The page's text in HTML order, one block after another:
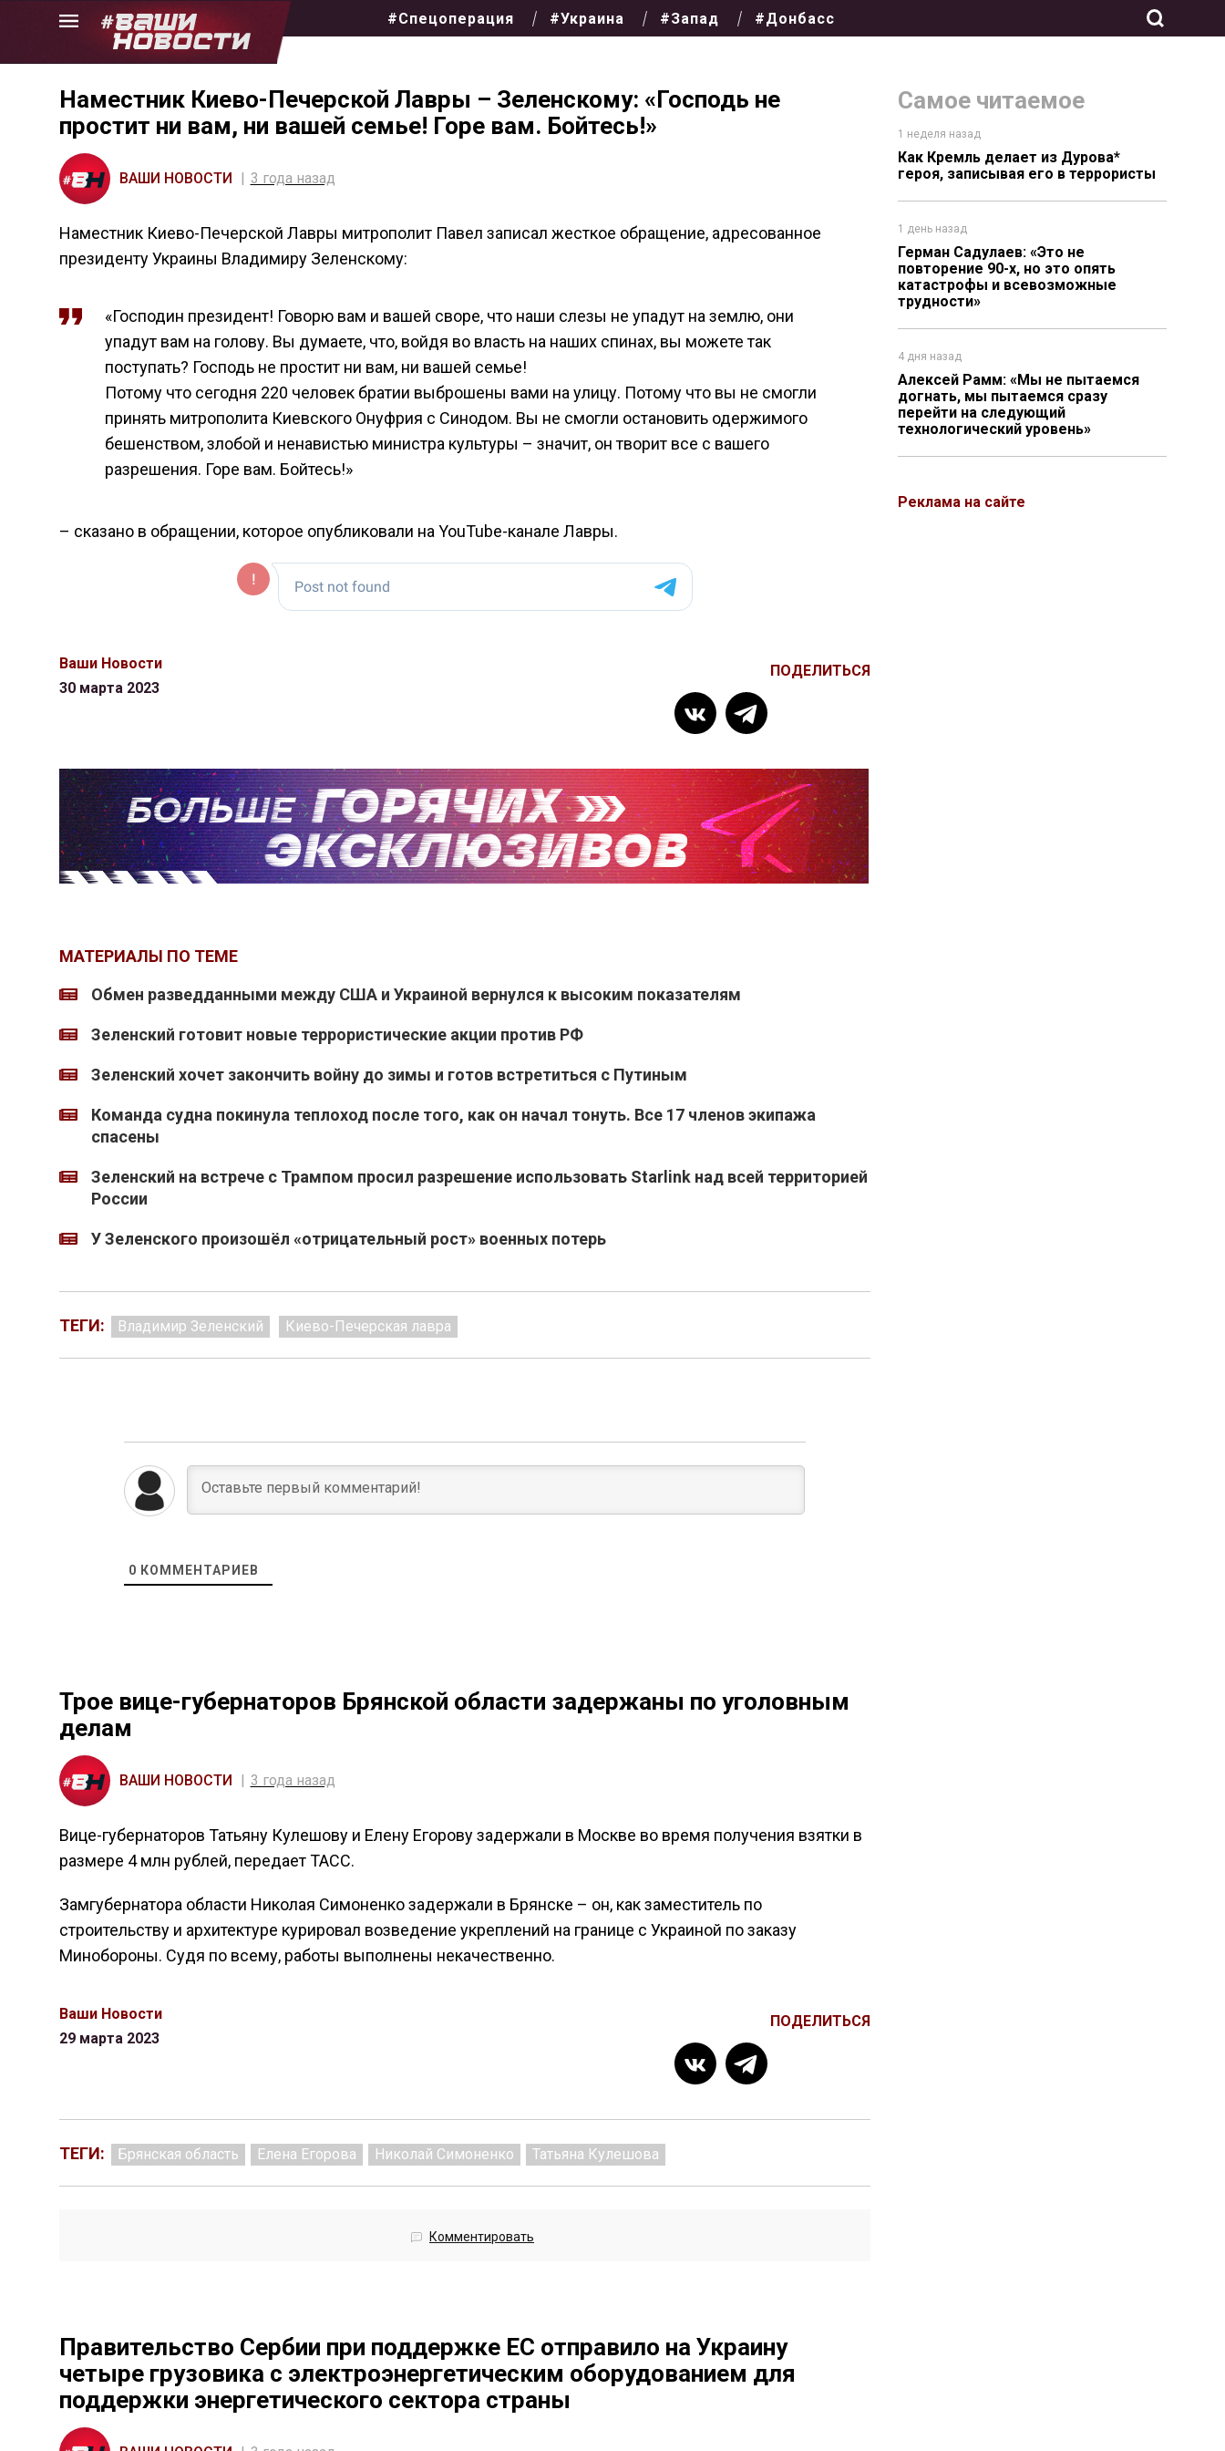
Skip
#Спецоперация #Украина #Запад #Донбасс
Самое читаемое
1 неделя назад
Как Кремль делает из Дурова*
героя, записывая его в террористы
1 день назад
Герман Садулаев: «Это не
повторение 90-х, но это опять
катастрофы и всевозможные
трудности»
4 дня назад
Алексей Рамм: «Мы не пытаемся
догнать, мы пытаемся сразу
перейти на следующий
технологический уровень»
Реклама на сайте
Наместник Киево-Печерской Лавры – Зеленскому: «Господь не
простит ни вам, ни вашей семье! Горе вам. Бойтесь!»
ВАШИ НОВОСТИ 3 года назад
Наместник Киево-Печерской Лавры митрополит Павел записал жесткое обращение, адресованное
президенту Украины Владимиру Зеленскому:
«Господин президент! Говорю вам и вашей своре, что наши слезы не упадут на землю, они
упадут вам на голову. Вы думаете, что, войдя во власть на наших спинах, вы можете так
поступать? Господь не простит ни вам, ни вашей семье!
Потому что сегодня 220 человек братии выброшены вами на улицу. Потому что вы не смогли
принять митрополита Киевского Онуфрия с Синодом. Вы не смогли остановить одержимого
бешенством, злобой и ненавистью министра культуры – значит, он творит все с вашего
разрешения. Горе вам. Бойтесь!»
– сказано в обращении, которое опубликовали на YouTube-канале Лавры.
Ваши Новости
30 марта 2023
ПОДЕЛИТЬСЯ
МАТЕРИАЛЫ ПО ТЕМЕ
Обмен разведданными между США и Украиной вернулся к высоким показателям
Зеленский готовит новые террористические акции против РФ
Зеленский хочет закончить войну до зимы и готов встретиться с Путиным
Команда судна покинула теплоход после того, как он начал тонуть. Все 17 членов экипажа
спасены
Зеленский на встрече с Трампом просил разрешение использовать Starlink над всей территорией
России
У Зеленского произошёл «отрицательный рост» военных потерь
ТЕГИ: Владимир Зеленский Киево-Печерская лавра
0 КОММЕНТАРИЕВ
Трое вице-губернаторов Брянской области задержаны по уголовным
делам
ВАШИ НОВОСТИ 3 года назад
Вице-губернаторов Татьяну Кулешову и Елену Егорову задержали в Москве во время получения взятки в
размере 4 млн рублей, передает ТАСС.
Замгубернатора области Николая Симоненко задержали в Брянске – он, как заместитель по
строительству и архитектуре курировал возведение укреплений на границе с Украиной по заказу
Минобороны. Судя по всему, работы выполнены некачественно.
Ваши Новости
29 марта 2023
ПОДЕЛИТЬСЯ
ТЕГИ: Брянская область Елена Егорова Николай Симоненко Татьяна Кулешова
Комментировать
Правительство Сербии при поддержке ЕС отправило на Украину
четыре грузовика с электроэнергетическим оборудованием для
поддержки энергетического сектора страны